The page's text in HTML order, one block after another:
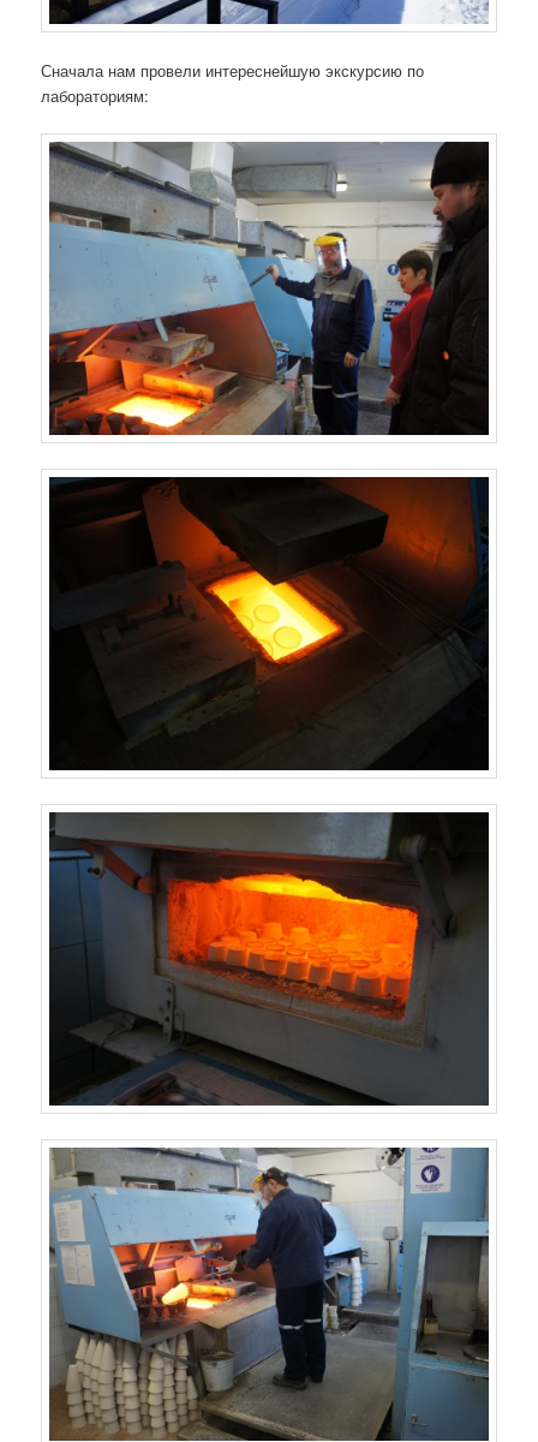
Сначала нам провели интереснейшую экскурсию по
лабораториям: